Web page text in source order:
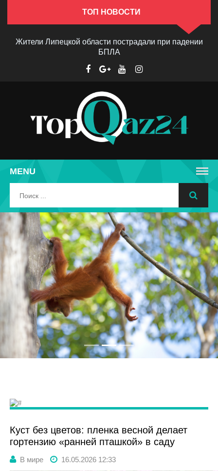
ТОП НОВОСТИ
Жители Липецкой области пострадали при падении
БПЛА
MENU
Куст без цветов: пленка весной делает
гортензию «ранней пташкой» в саду
В мире 16.05.2026 12:33